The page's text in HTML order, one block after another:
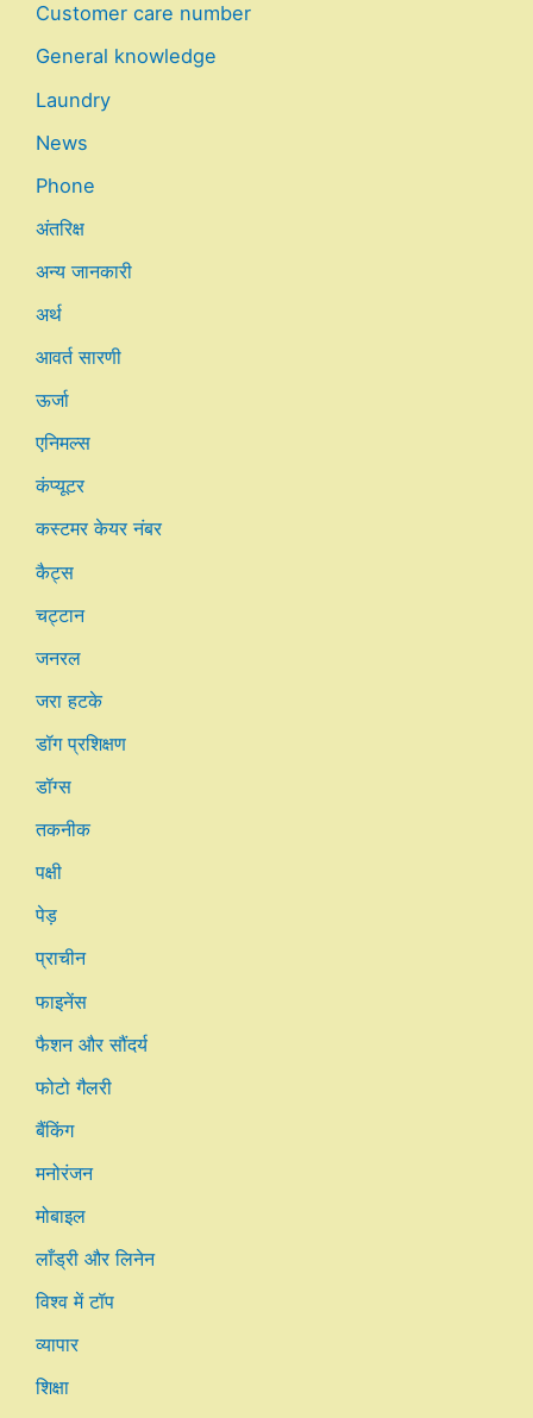
Customer care number
General knowledge
Laundry
News
Phone
अंतरिक्ष
अन्य जानकारी
अर्थ
आवर्त सारणी
ऊर्जा
एनिमल्स
कंप्यूटर
कस्टमर केयर नंबर
कैट्स
चट्टान
जनरल
जरा हटके
डॉग प्रशिक्षण
डॉग्स
तकनीक
पक्षी
पेड़
प्राचीन
फाइनेंस
फैशन और सौंदर्य
फोटो गैलरी
बैंकिंग
मनोरंजन
मोबाइल
लाँड्री और लिनेन
विश्व में टॉप
व्यापार
शिक्षा